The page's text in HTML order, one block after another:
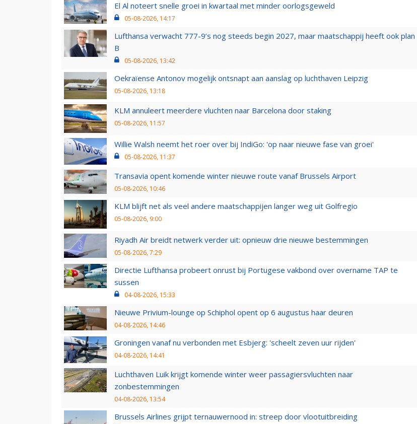
El Al noteert snelle groei in kwartaal met minder oorlogsgeweld
05-08-2026, 14:17
Lufthansa verwacht 777-9’s nog steeds begin 2027, maar maatschappij heeft ook plan
B
05-08-2026, 13:42
Oekraïense Antonov mogelijk ontsnapt aan aanslag op luchthaven Leipzig
05-08-2026, 13:18
KLM annuleert meerdere vluchten naar Barcelona door staking
05-08-2026, 11:57
Willie Walsh neemt het roer over bij IndiGo: 'op naar nieuwe fase van groei'
05-08-2026, 11:37
Transavia opent komende winter nieuwe route vanaf Brussels Airport
05-08-2026, 10:46
KLM blijft net als veel andere maatschappijen langer weg uit Golfregio
05-08-2026, 9:00
Riyadh Air breidt netwerk verder uit: opnieuw drie nieuwe bestemmingen
05-08-2026, 7:29
Directie Lufthansa probeert onrust bij Portugese vakbond over overname TAP te
sussen
04-08-2026, 15:33
Nieuwe Privium-lounge op Schiphol opent op 6 augustus haar deuren
04-08-2026, 14:46
Groningen vanaf nu verbonden met Esbjerg: 'scheelt zeven uur rijden'
04-08-2026, 14:41
Luchthaven Luik krijgt komende winter weer passagiersvluchten naar
zonbestemmingen
04-08-2026, 13:54
Brussels Airlines grijpt ternauwernood in: streep door vlootuitbreiding